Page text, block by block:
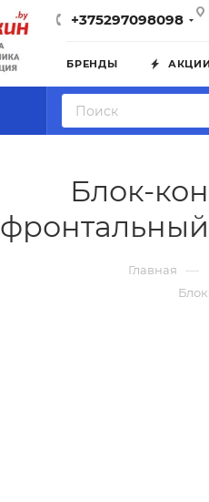
+375297098098
БРЕНДЫ АКЦИИ
Блок-
фронтальный
Главная —